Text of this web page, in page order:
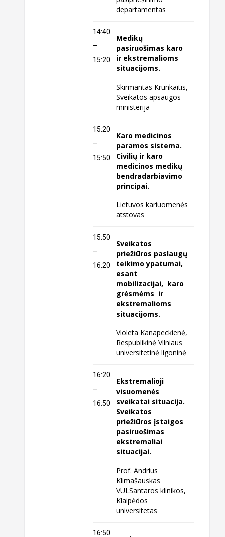
departamentas
14:40
–
15:20
Medikų
pasiruošimas karo
ir ekstremalioms
situacijoms.
Skirmantas Krunkaitis,
Sveikatos apsaugos
ministerija
15:20
–
15:50
Karo medicinos
paramos sistema.
Civilių ir karo
medicinos medikų
bendradarbiavimo
principai.
Lietuvos kariuomenės
atstovas
15:50
–
16:20
Sveikatos
priežiūros paslaugų
teikimo ypatumai,
esant
mobilizacijai, karo
grėsmėms ir
ekstremalioms
situacijoms.
Violeta Kanapeckienė,
Respublikinė Vilniaus
universitetinė ligoninė
16:20
–
16:50
Ekstremalioji
visuomenės
sveikatai situacija.
Sveikatos
priežiūros įstaigos
pasiruošimas
ekstremaliai
situacijai.
Prof. Andrius
Klimašauskas
VULSantaros klinikos,
Klaipėdos
universitetas
16:50